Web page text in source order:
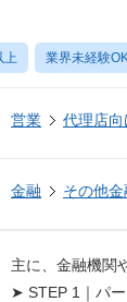
上 業界未経験OK
営業 代理店
金融 その他
主に、金融機関
➤ STEP 1｜パ